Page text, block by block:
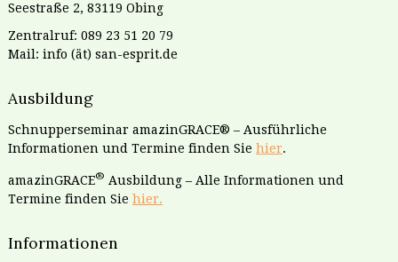
Seestraße 2, 83119 Obing
Zentralruf: 089 23 51 20 79
Mail: info (ät) san-esprit.de
Ausbildung
Schnupperseminar amazinGRACE® – Ausführliche
Informationen und Termine finden Sie hier.
amazinGRACE® Ausbildung – Alle Informationen und
Termine finden Sie hier.
Informationen